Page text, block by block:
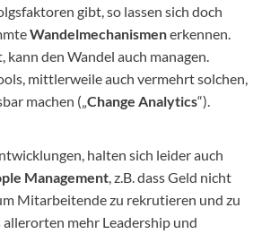
gibt, so lassen sich doch
Wandelmechanismenerkennen.
kann den Wandel auch managen.
mittlerweile auch vermehrt solchen,
machen („Change Analytics“).
halten sich leider auch
Management, z.B. dass Geld nicht
Mitarbeitende zu rekrutieren und zu
allerorten mehr Leadership und